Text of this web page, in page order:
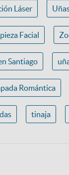
Láser
Facial
Santiago
Romántica
tinaja